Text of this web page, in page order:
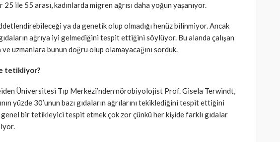
ile 55 arası, kadınlarda migren ağrısı daha yoğun yaşanıyor.
ya da genetik olup olmadığı henüz bilinmiyor. Ancak
ağrıya iyi gelmediğini tespit ettiğini söylüyor. Bu alanda çalışan
uzmanlara bunun doğru olup olamayacağını sorduk.
tetikliyor?
Üniversitesi Tıp Merkezi’nden nörobiyolojist Prof. Gisela Terwindt,
yüzde 30’unun bazı gıdaların ağrılarını tekiklediğini tespit ettiğini
bir tetikleyici tespit etmek çok zor çünkü her kişide farklı gıdalar